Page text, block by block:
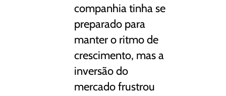
companhia tinha se
preparado para
manter o ritmo de
crescimento, mas a
inversão do
mercado frustrou